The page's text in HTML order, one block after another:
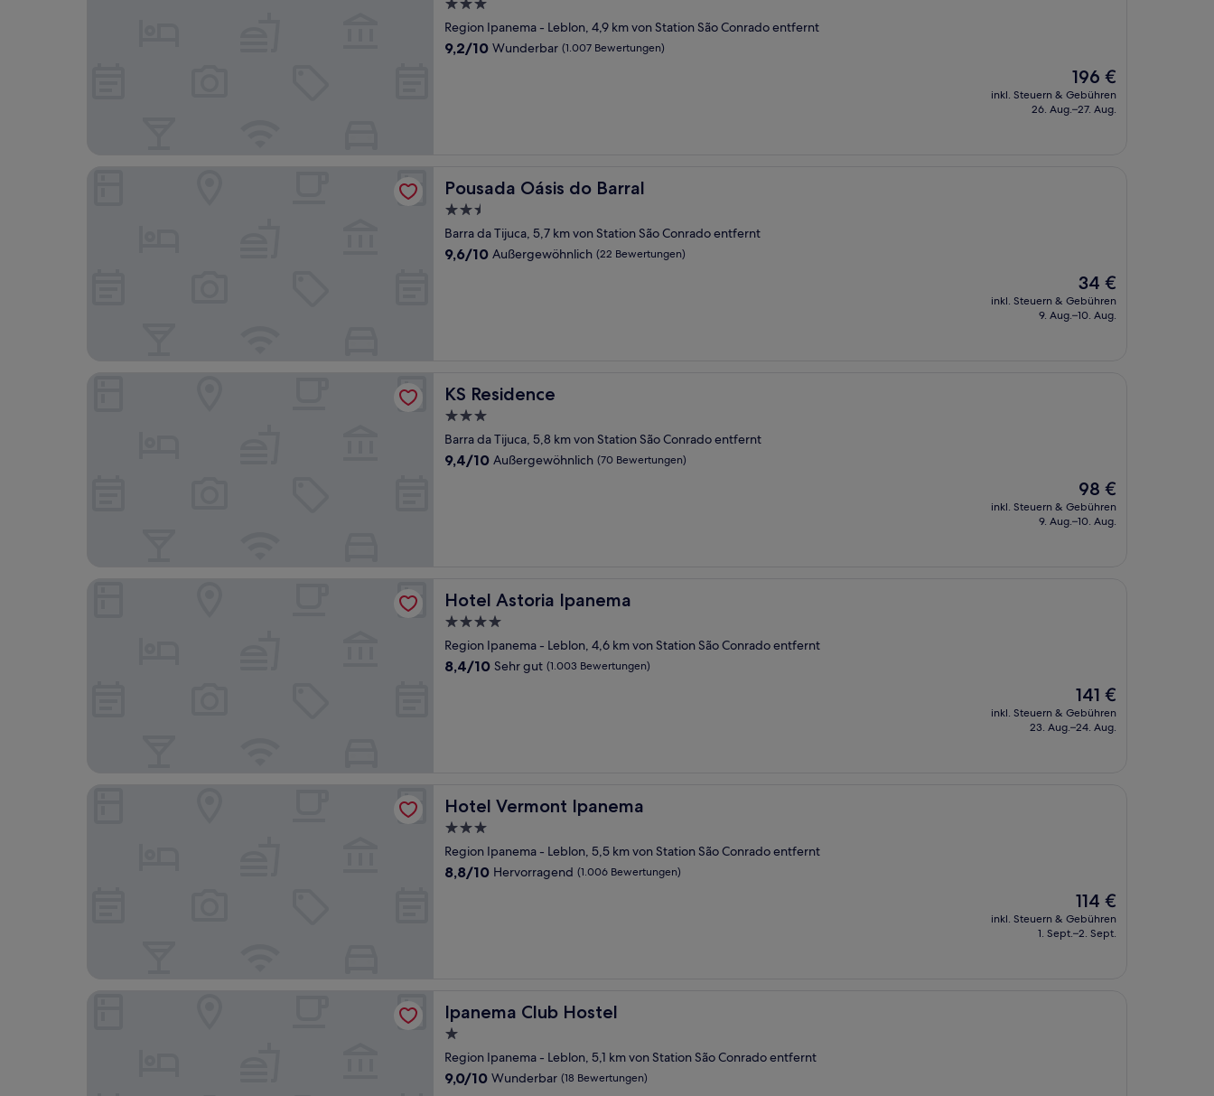
3.0-
Sterne-
Unterkunft
Region Ipanema - Leblon, 4,9 km von Station São Conrado entfernt
9.2
9,2/10 Wunderbar (1.007 Bewertungen)
Der
Preis
beträgt
196 €
inkl. Steuern & Gebühren
26. Aug.–27. Aug.
Pousada Oásis do Barral
Pousada Oásis do Barral
2.5-
Sterne-
Unterkunft
Barra da Tijuca, 5,7 km von Station São Conrado entfernt
9.6
9,6/10 Außergewöhnlich (22 Bewertungen)
Der
Preis
beträgt
34 €
inkl. Steuern & Gebühren
9. Aug.–10. Aug.
KS Residence
KS Residence
3.0-
Sterne-
Unterkunft
Barra da Tijuca, 5,8 km von Station São Conrado entfernt
9.4
9,4/10 Außergewöhnlich (70 Bewertungen)
Der
Preis
beträgt
98 €
inkl. Steuern & Gebühren
9. Aug.–10. Aug.
Hotel Astoria Ipanema
Hotel Astoria Ipanema
4.0-
Sterne-
Unterkunft
Region Ipanema - Leblon, 4,6 km von Station São Conrado entfernt
8.4
8,4/10 Sehr gut (1.003 Bewertungen)
Der
Preis
beträgt
141 €
inkl. Steuern & Gebühren
23. Aug.–24. Aug.
Hotel Vermont Ipanema
Hotel Vermont Ipanema
3.0-
Sterne-
Unterkunft
Region Ipanema - Leblon, 5,5 km von Station São Conrado entfernt
8.8
8,8/10 Hervorragend (1.006 Bewertungen)
Der
Preis
beträgt
114 €
inkl. Steuern & Gebühren
1. Sept.–2. Sept.
Ipanema Club Hostel
Ipanema Club Hostel
1.0-
Stern-
Unterkunft
Region Ipanema - Leblon, 5,1 km von Station São Conrado entfernt
9.0
9,0/10 Wunderbar (18 Bewertungen)